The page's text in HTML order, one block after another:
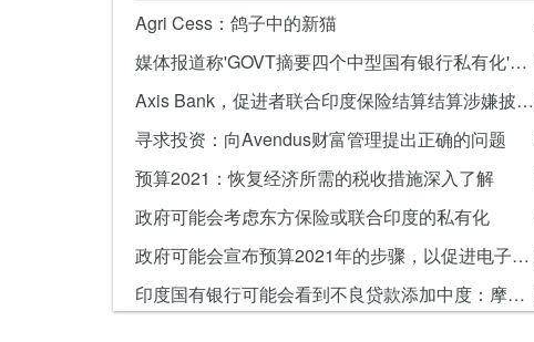
Agri Cess：鸽子中的新猫
媒体报道称'GOVT摘要四个中型国有银行私有化'不正确
Axis Bank，促进者联合印度保险结算结算涉嫌披露案件与SEBI失误
寻求投资：向Avendus财富管理提出正确的问题
预算2021：恢复经济所需的税收措施深入了解
政府可能会考虑东方保险或联合印度的私有化
政府可能会宣布预算2021年的步骤，以促进电子商务出口，进口
印度国有银行可能会看到不良贷款添加中度：摩根士丹利